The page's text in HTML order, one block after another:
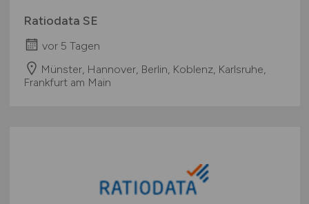
Ratiodata SE
vor 5 Tagen
Münster, Hannover, Berlin, Koblenz, Karlsruhe,
Frankfurt am Main